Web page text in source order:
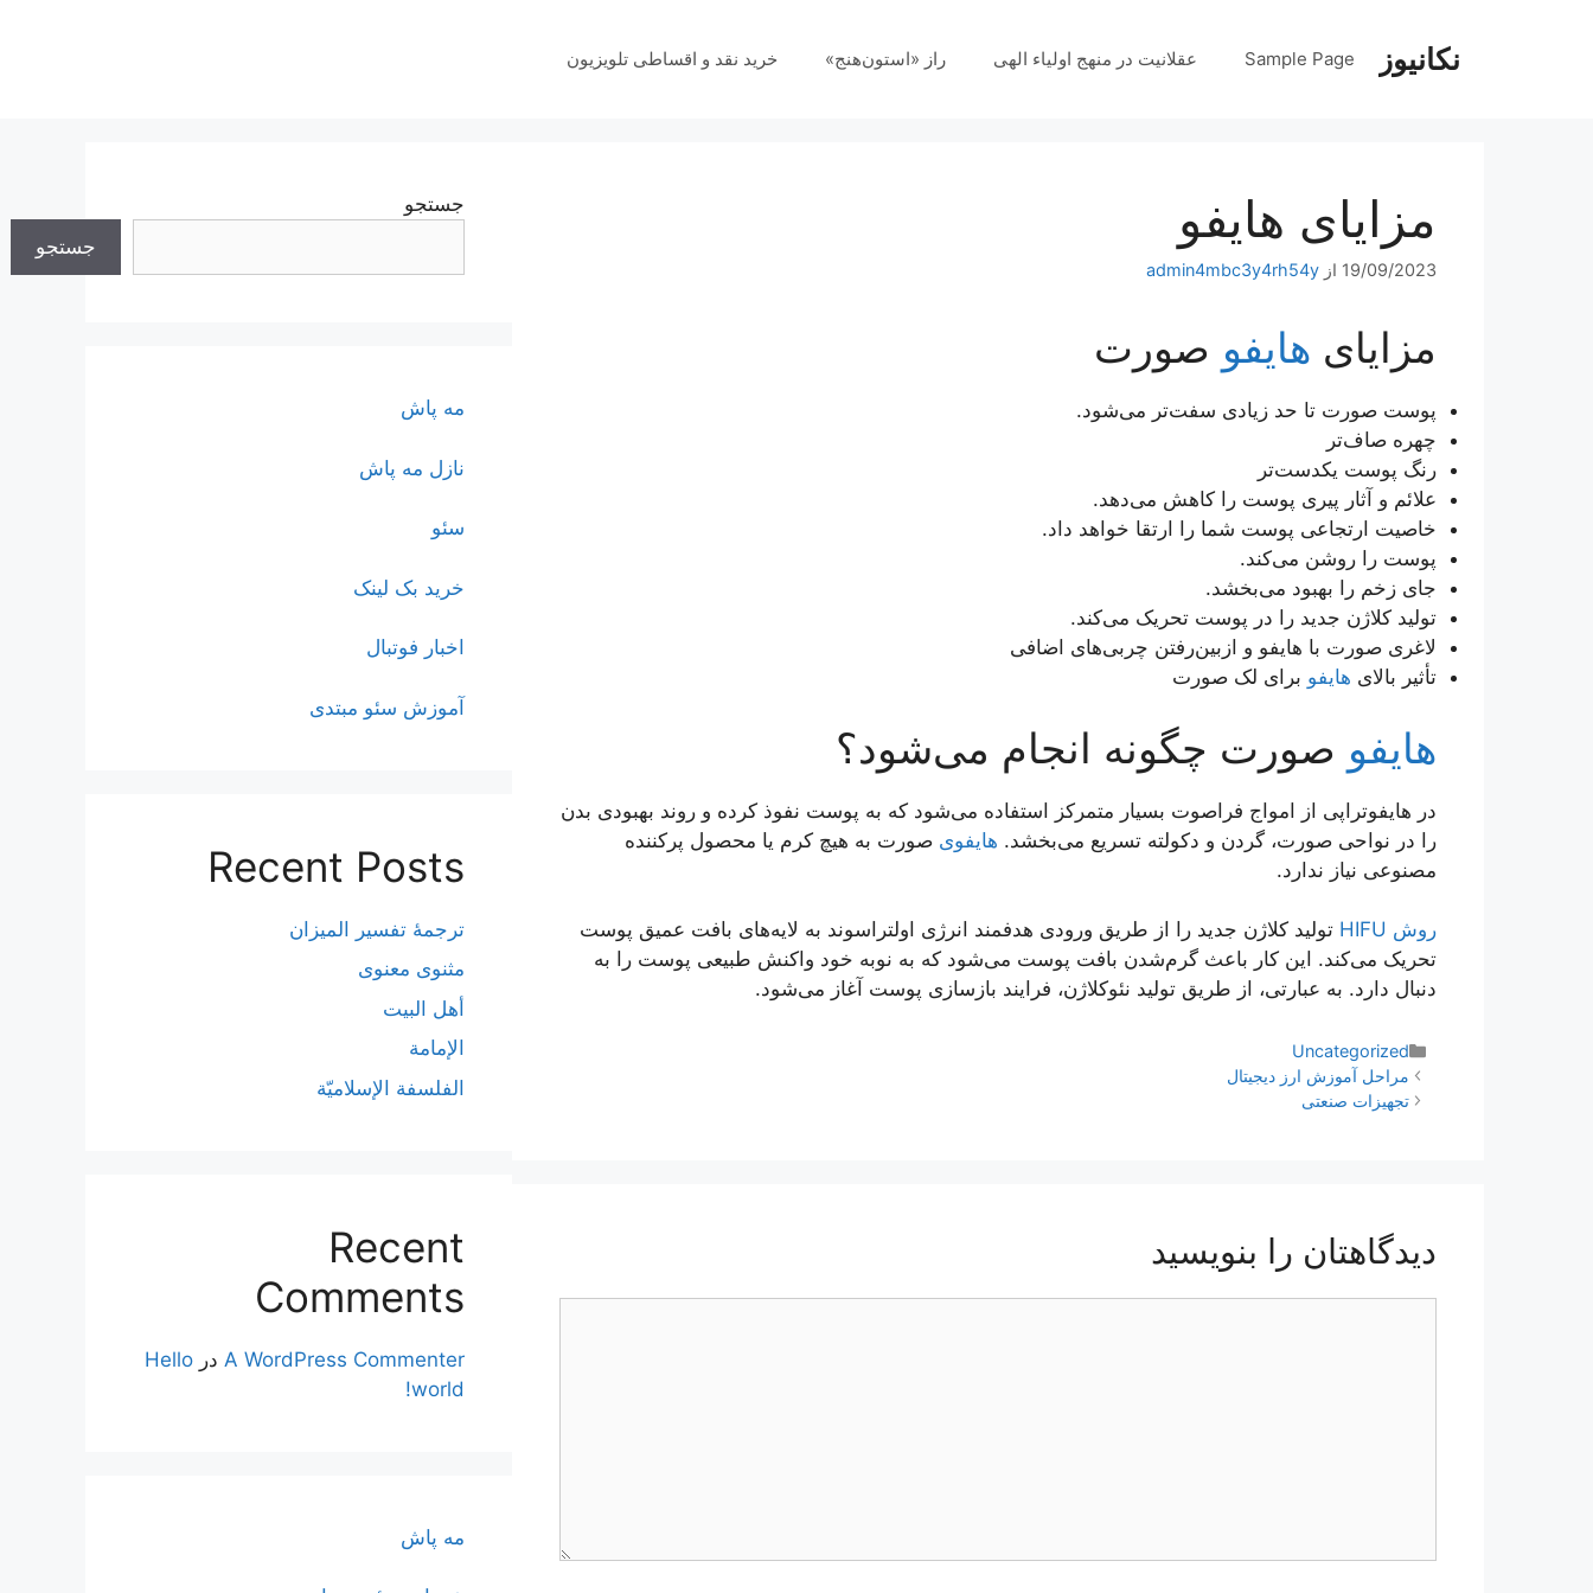
نکانیوز Sample Page عقلانیت در منهج اولیاء الهی راز «استون‌هنج» خرید نقد و اقساطی تلویزیون
مزایای هایفو
19/09/2023 از admin4mbc3y4rh54y
مزایای هایفو صورت
پوست صورت تا حد زیادی سفت‌تر می‌شود.
چهره صاف‌تر
رنگ پوست یکدست‌تر
علائم و آثار پیری پوست را کاهش می‌دهد.
خاصیت ارتجاعی پوست شما را ارتقا خواهد داد.
پوست را روشن می‌کند.
جای زخم را بهبود می‌بخشد.
تولید کلاژن جدید را در پوست تحریک می‌کند.
لاغری صورت با هایفو و ازبین‌رفتن چربی‌های اضافی
تأثیر بالای هایفو برای لک صورت
هایفو صورت چگونه انجام می‌شود؟
در هایفوتراپی از امواج فراصوت بسیار متمرکز استفاده می‌شود که به پوست نفوذ کرده و روند بهبودی بدن
را در نواحی صورت، گردن و دکولته تسریع می‌بخشد. هایفوی صورت به هیچ کرم یا محصول پرکننده
مصنوعی نیاز ندارد.
روش HIFU
تولید کلاژن جدید را از طریق ورودی هدفمند انرژی اولتراسوند به لایه‌های بافت عمیق پوست
تحریک می‌کند. این کار باعث گرم‌شدن بافت پوست می‌شود که به نوبه خود واکنش طبیعی پوست را به
دنبال دارد. به عبارتی، از طریق تولید نئوکلاژن، فرایند بازسازی پوست آغاز می‌شود.
دسته‌ها
Uncategorized
ناوبری
نوشته‌ها
مراحل آموزش ارز دیجیتال
تجهیزات صنعتی
دیدگاهتان را بنویسید
جستجو
جستجو
مه پاش
نازل مه پاش
سئو
خرید بک لینک
اخبار فوتبال
آموزش سئو مبتدی
Recent Posts
ترجمۀ تفسیر المیزان
مثنوی معنوی
أهل البيت
الإمامة
الفلسفة الإسلاميّة
Recent
Comments
A WordPress Commenter در Hello
world!
مه پاش